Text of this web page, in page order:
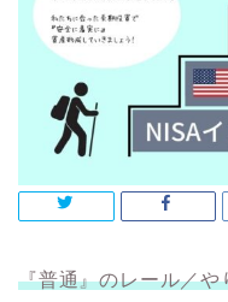
『普通』のレール／